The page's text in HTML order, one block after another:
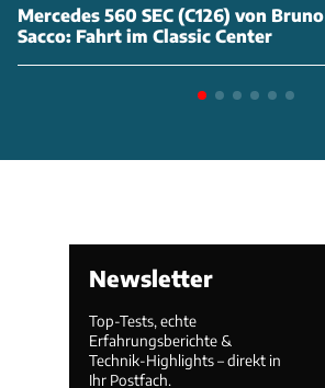
Mercedes 560 SEC (C126) von Bruno
Sacco: Fahrt im Classic Center
Newsletter
Top-Tests, echte
Erfahrungsberichte &
Technik-Highlights – direkt in
Ihr Postfach.